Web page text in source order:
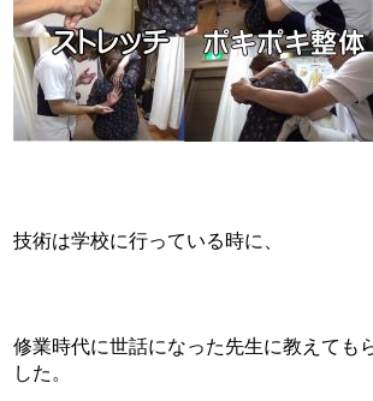
技術は学校に行っている時に、
修業時代に世話になった先生に教えても
した。